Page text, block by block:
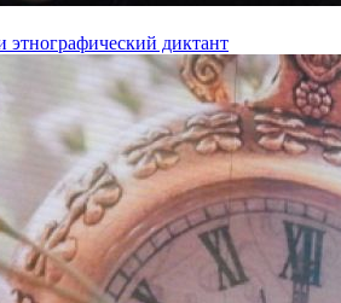
этнографический диктант